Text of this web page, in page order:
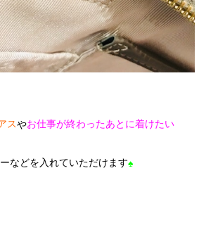
スやお仕事が終わったあとに着けたい
などを入れていただけます♠